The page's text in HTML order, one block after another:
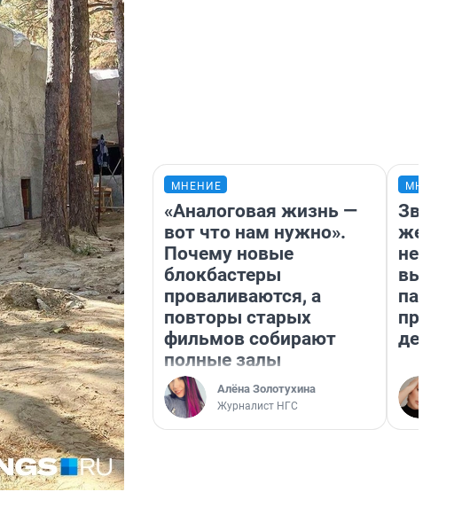
МНЕНИЕ
«Аналоговая жизнь —
вот что нам нужно».
Почему новые
блокбастеры
проваливаются, а
повторы старых
фильмов собирают
полные залы
Алёна Золотухина
Журналист НГС
день